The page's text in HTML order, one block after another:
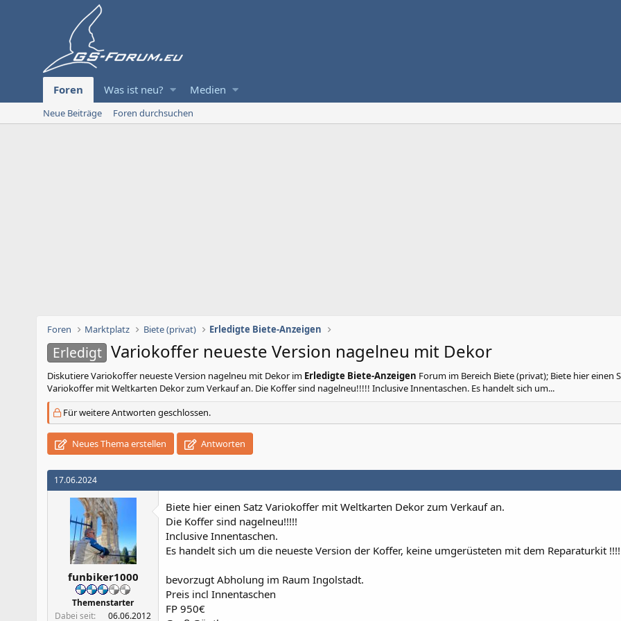
Foren Was ist neu? Medien
Neue Beiträge Foren durchsuchen
Foren Marktplatz Biete (privat) Erledigte Biete-Anzeigen
Erledigt Variokoffer neueste Version nagelneu mit Dekor
DiskutiereVariokoffer neueste Version nagelneu mit Dekor im Erledigte Biete-Anzeigen Forum im Bereich Biete (privat); Biete hier einen
Variokoffer mit Weltkarten Dekor zum Verkauf an. Die Koffer sind nagelneu!!!!! Inclusive Innentaschen. Es handelt sich um...
Für weitere Antworten geschlossen.
Neues Thema erstellen Antworten
17.06.2024
funbiker1000
Themenstarter
Dabei seit
06.06.2012
Biete hier einen Satz Variokoffer mit Weltkarten Dekor zum Verkauf an.
Die Koffer sind nagelneu!!!!!
Inclusive Innentaschen.
Es handelt sich um die neueste Version der Koffer, keine umgerüsteten mit dem Reparaturkit
bevorzugt Abholung im Raum Ingolstadt.
Preis incl Innentaschen
FP 950€